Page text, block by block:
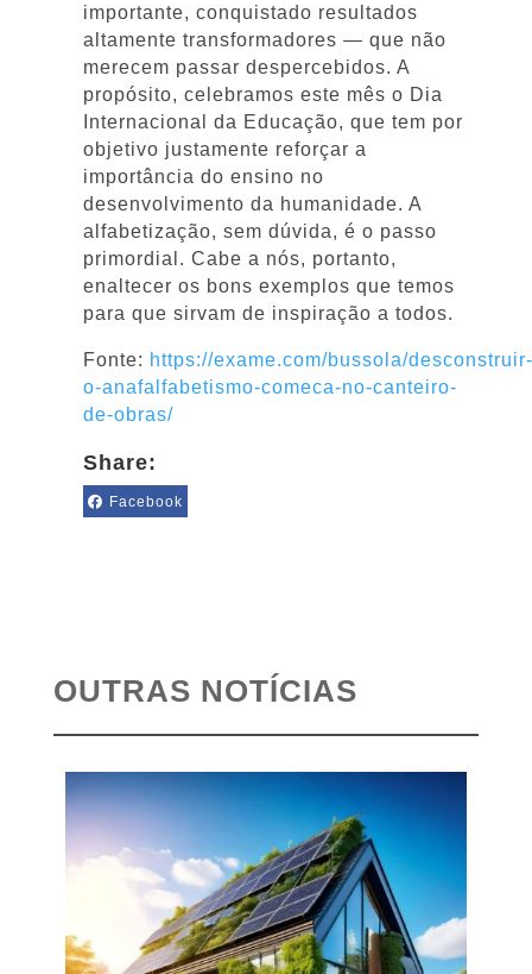
importante, conquistado resultados
altamente transformadores — que não
merecem passar despercebidos. A
propósito, celebramos este mês o Dia
Internacional da Educação, que tem por
objetivo justamente reforçar a
importância do ensino no
desenvolvimento da humanidade. A
alfabetização, sem dúvida, é o passo
primordial. Cabe a nós, portanto,
enaltecer os bons exemplos que temos
para que sirvam de inspiração a todos.
Fonte: https://exame.com/bussola/desconstruir-
o-anafalfabetismo-comeca-no-canteiro-
de-obras/
Share:
Facebook
OUTRAS NOTÍCIAS